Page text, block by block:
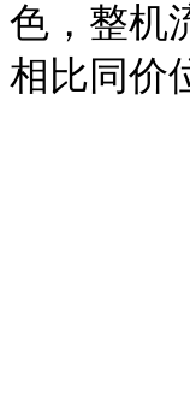
色，整机
相比同价